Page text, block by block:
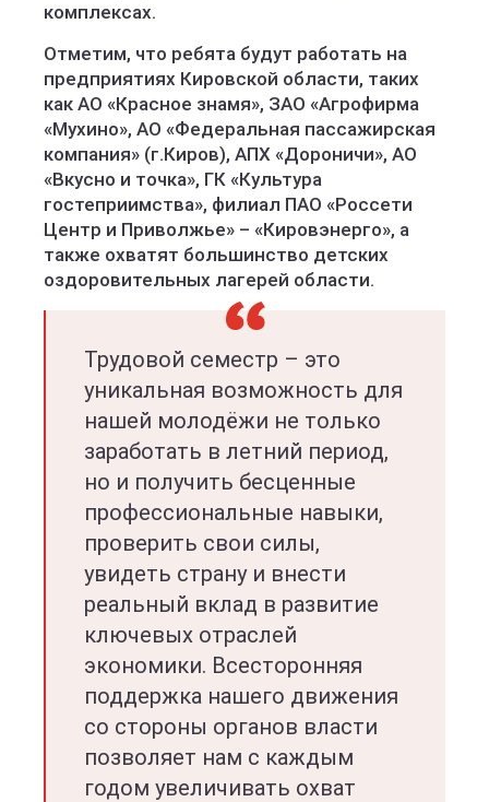
комплексах.
Отметим, что ребята будут работать на
предприятиях Кировской области, таких
как АО «Красное знамя», ЗАО «Агрофирма
«Мухино», АО «Федеральная пассажирская
компания» (г.Киров), АПХ «Дороничи», АО
«Вкусно и точка», ГК «Культура
гостеприимства», филиал ПАО «Россети
Центр и Приволжье» – «Кировэнерго», а
также охватят большинство детских
оздоровительных лагерей области.
Трудовой семестр – это
уникальная возможность для
нашей молодёжи не только
заработать в летний период,
но и получить бесценные
профессиональные навыки,
проверить свои силы,
увидеть страну и внести
реальный вклад в развитие
ключевых отраслей
экономики. Всесторонняя
поддержка нашего движения
со стороны органов власти
позволяет нам с каждым
годом увеличивать охват